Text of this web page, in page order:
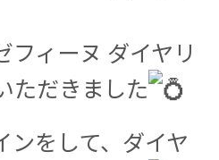
フィーヌ ダイヤリ
ただきました
ンをして、ダイヤ